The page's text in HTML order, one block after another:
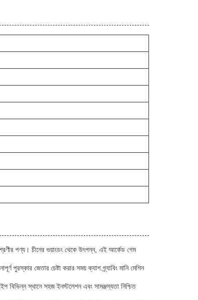
পণ্য। চীনের গুয়াংডং থেকে উৎপন্ন, এই আর্কেড গেম
জেতার চেষ্টা করার সময় ক্যাশ গ্র্যাবিং মানি মেশিন
স্থানে সহজ ইনস্টলেশন এবং সামঞ্জস্যতা নিশ্চিত